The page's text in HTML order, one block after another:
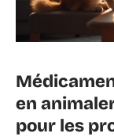
en
pour les